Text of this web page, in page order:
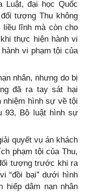
Luật, đại học Quốc
tượng Thu không
liều lĩnh mà còn cho
thực hiện hành vi
vi phạm tội của
nhân, nhưng do bị
đã ra tay sát hại
hình sự về tội
93, Bộ luật hình sự
quyết vụ án khách
phạm tội của Thu,
tượng trước khi ra
“đồi bại” dưới hình
dâm nạn nhân